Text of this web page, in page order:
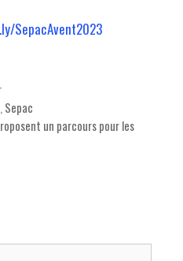
SepacAvent2023
, Sepac
un parcours pour les